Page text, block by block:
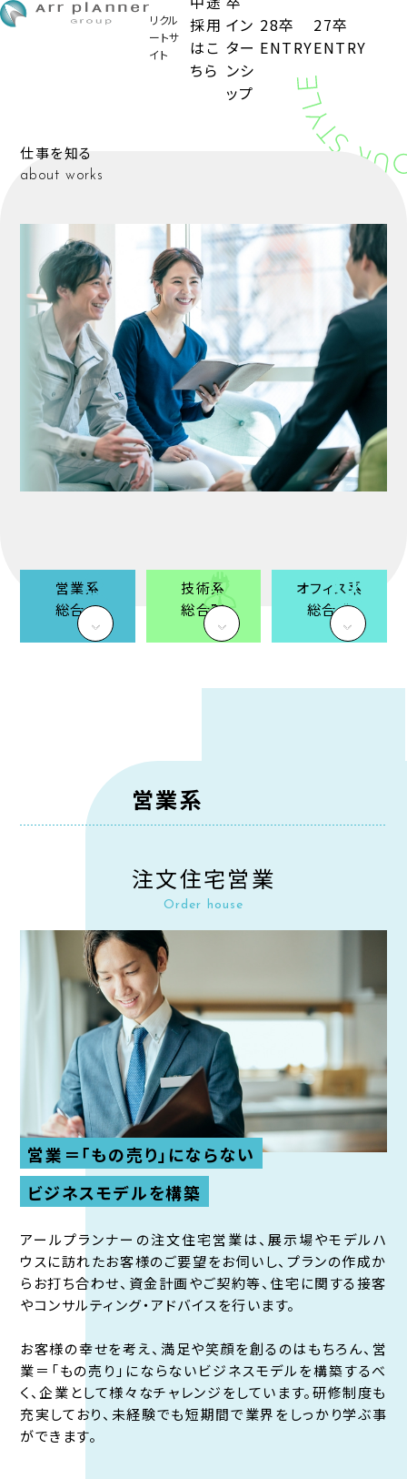
リクル
ートサ
イト
採用
はこ
ちら
イン
ター
ンシ
ップ
28卒
ENTRY
27卒
ENTRY
仕事を知る
about works
営業系
総合職
技術系
総合職
オフィス系
総合職
営業系総合職
注文住宅営業
Order house
営業＝「もの売り」にならない
ビジネスモデルを構築
アールプランナーの注文住宅営業は、展示場やモデルハ
ウスに訪れたお客様のご要望をお伺いし、プランの作成か
らお打ち合わせ、資金計画やご契約等、住宅に関する接客
やコンサルティング・アドバイスを行います。
お客様の幸せを考え、満足や笑顔を創るのはもちろん、営
業＝「もの売り」にならないビジネスモデルを構築するべ
く、企業として様々なチャレンジをしています。研修制度も
充実しており、未経験でも短期間で業界をしっかり学ぶ事
ができます。